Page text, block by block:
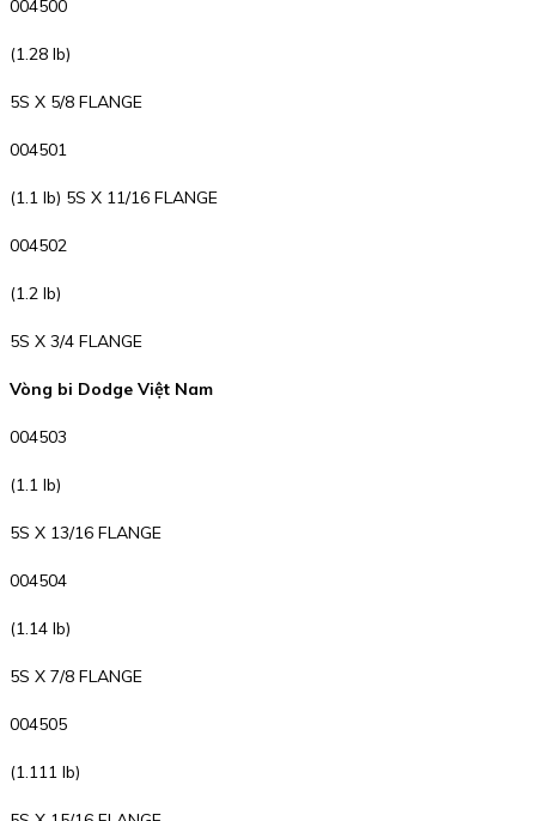
004500
(1.28 lb)
5S X 5/8 FLANGE
004501
(1.1 lb) 5S X 11/16 FLANGE
004502
(1.2 lb)
5S X 3/4 FLANGE
Vòng bi Dodge Việt Nam
004503
(1.1 lb)
5S X 13/16 FLANGE
004504
(1.14 lb)
5S X 7/8 FLANGE
004505
(1.111 lb)